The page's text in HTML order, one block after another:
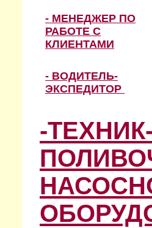
- МЕНЕДЖЕР ПО
РАБОТЕ С
КЛИЕНТАМИ
- ВОДИТЕЛЬ-
ЭКСПЕДИТОР
-